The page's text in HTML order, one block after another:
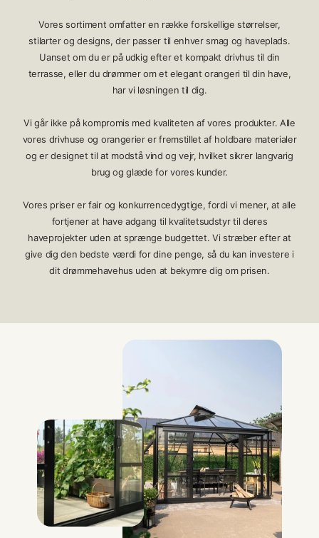
Vores sortiment omfatter en række forskellige størrelser,
stilarter og designs, der passer til enhver smag og haveplads.
Uanset om du er på udkig efter et kompakt drivhus til din
terrasse, eller du drømmer om et elegant orangeri til din have,
har vi løsningen til dig.
Vi går ikke på kompromis med kvaliteten af vores produkter. Alle
vores drivhuse og orangerier er fremstillet af holdbare materialer
og er designet til at modstå vind og vejr, hvilket sikrer langvarig
brug og glæde for vores kunder.
Vores priser er fair og konkurrencedygtige, fordi vi mener, at alle
fortjener at have adgang til kvalitetsudstyr til deres
haveprojekter uden at sprænge budgettet. Vi stræber efter at
give dig den bedste værdi for dine penge, så du kan investere i
dit drømmehavehus uden at bekymre dig om prisen.